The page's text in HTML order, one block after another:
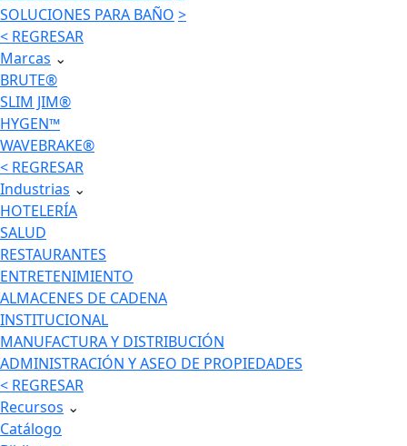
SOLUCIONES PARA BAÑO >
< REGRESAR
Marcas ⌄
BRUTE®
SLIM JIM®
HYGEN™
WAVEBRAKE®
< REGRESAR
Industrias ⌄
HOTELERÍA
SALUD
RESTAURANTES
ENTRETENIMIENTO
ALMACENES DE CADENA
INSTITUCIONAL
MANUFACTURA Y DISTRIBUCIÓN
ADMINISTRACIÓN Y ASEO DE PROPIEDADES
< REGRESAR
Recursos ⌄
Catálogo